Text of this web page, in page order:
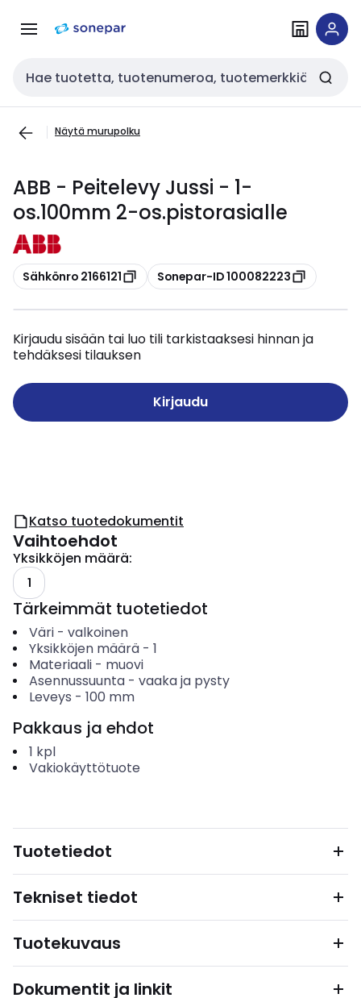
navigointiinsisältöön
Haku
Näytä murupolku
ABB - Peitelevy Jussi - 1-
os.100mm 2-os.pistorasialle
Kopioi
Sähkönro 2166121 Kopioi
Sonepar-ID 100082223
Kirjaudu sisään tai luo tili tarkistaaksesi hinnan ja
tehdäksesi tilauksen
Kirjaudu
Katso tuotedokumentit
Vaihtoehdot
Yksikköjen määrä:
1
Tärkeimmät tuotetiedot
Väri- valkoinen
Yksikköjen määrä- 1
Materiaali- muovi
Asennussuunta- vaaka ja pysty
Leveys - 100 mm
Pakkaus ja ehdot
1 kpl
Vakiokäyttötuote
Tuotetiedot
Tekniset tiedot
Tuotekuvaus
Dokumentit ja linkit